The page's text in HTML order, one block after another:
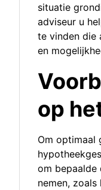
situatie
adviseur u
te vinden die
en
op
Om optimaal
om bepaalde
nemen,